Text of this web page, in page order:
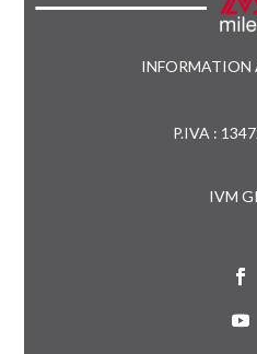
INFORMATION
P.IVA :
IVM